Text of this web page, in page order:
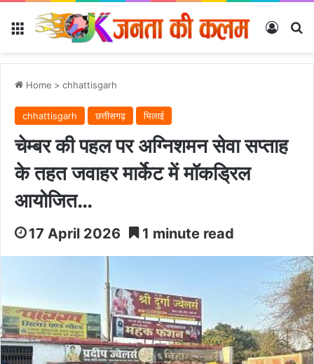
Menu Log In
Home > chhattisgarh
chhattisgarh छत्तीसगढ़ भिलाई
चेम्बर की पहल पर अग्निशमन सेवा सप्ताह
के तहत जवाहर मार्केट में मॉकड्रिल
आयोजित…
17 April 2026 1 minute read